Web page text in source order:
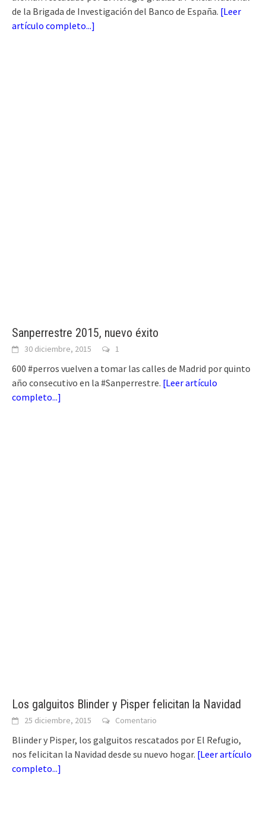
de la Brigada de Investigación del Banco de España. [Leer
artículo completo...]
Sanperrestre 2015, nuevo éxito
30 diciembre, 2015 1
600 #perros vuelven a tomar las calles de Madrid por quinto
año consecutivo en la #Sanperrestre. [Leer artículo
completo...]
Los galguitos Blinder y Pisper felicitan la Navidad
25 diciembre, 2015 Comentario
Blinder y Pisper, los galguitos rescatados por El Refugio,
nos felicitan la Navidad desde su nuevo hogar. [Leer artículo
completo...]